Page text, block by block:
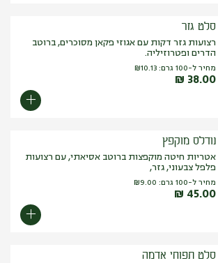
סלט גזר
רצועות גזר דקות עם אגוזי פקאן מסוכרים, ברוטב
הדרים ופטרוזיליה.
מחיר ל-100 גרם: ₪10.13
₪ 38.00
נודלס מוקפץ
אטריות חיטה מוקפצות ברוטב אסיאתי, עם רצועות
פלפל צבעוני, גזר,
מחיר ל-100 גרם: ₪9.00
₪ 45.00
סלט תפוחי אדמה